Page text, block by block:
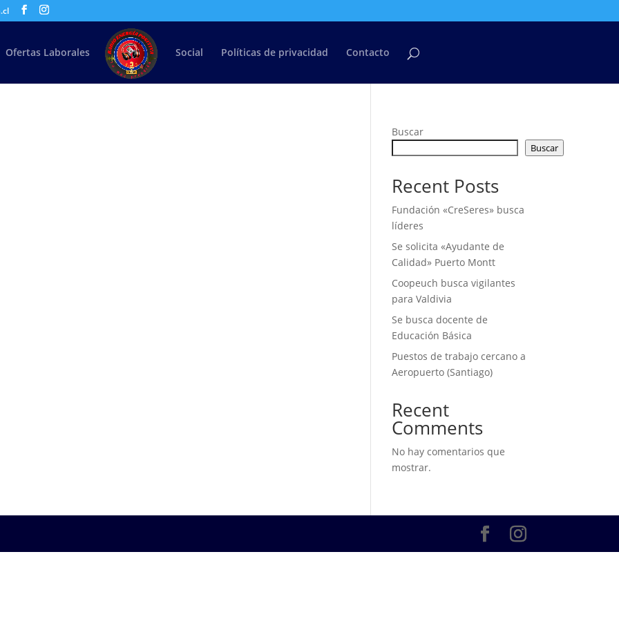
Ofertas Laborales Social Políticas de privacidad Contacto
Buscar
Buscar
Recent Posts
Fundación «CreSeres» busca
líderes
Se solicita «Ayudante de
Calidad» Puerto Montt
Coopeuch busca vigilantes
para Valdivia
Se busca docente de
Educación Básica
Puestos de trabajo cercano a
Aeropuerto (Santiago)
Recent
Comments
No hay comentarios que
mostrar.